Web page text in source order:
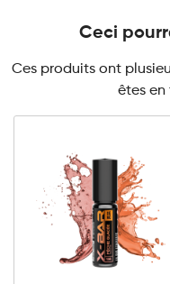
Ceci
Ces produits ont
êtes en
3mg Classic
6mg Classic